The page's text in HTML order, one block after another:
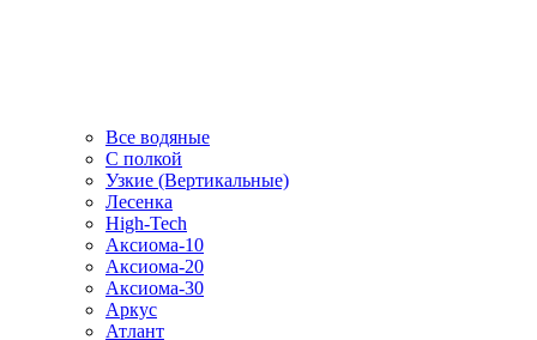
Все водяные
С полкой
Узкие (Вертикальные)
Лесенка
High-Tech
Аксиома-10
Аксиома-20
Аксиома-30
Аркус
Атлант